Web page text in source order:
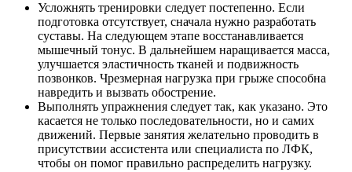
Усложнять тренировки следует постепенно. Если
подготовка отсутствует, сначала нужно разработать
суставы. На следующем этапе восстанавливается
мышечный тонус. В дальнейшем наращивается масса,
улучшается эластичность тканей и подвижность
позвонков. Чрезмерная нагрузка при грыже способна
навредить и вызвать обострение.
Выполнять упражнения следует так, как указано. Это
касается не только последовательности, но и самих
движений. Первые занятия желательно проводить в
присутствии ассистента или специалиста по ЛФК,
чтобы он помог правильно распределить нагрузку.